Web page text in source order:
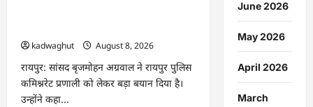
kadwaghut
August 8, 2026
रायपुर: सांसद बृजमोहन अग्रवाल ने रायपुर पुलिस
कमिश्नरेट प्रणाली को लेकर बड़ा बयान दिया है।
उन्होंने कहा...
June 2026
May 2026
April 2026
March